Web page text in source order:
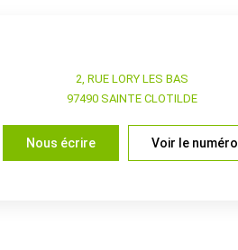
2, RUE LORY LES BAS
97490 SAINTE CLOTILDE
Nous écrire Voir le numéro